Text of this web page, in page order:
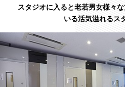
スタジオに入ると老若男女様々
いる活気溢れるス